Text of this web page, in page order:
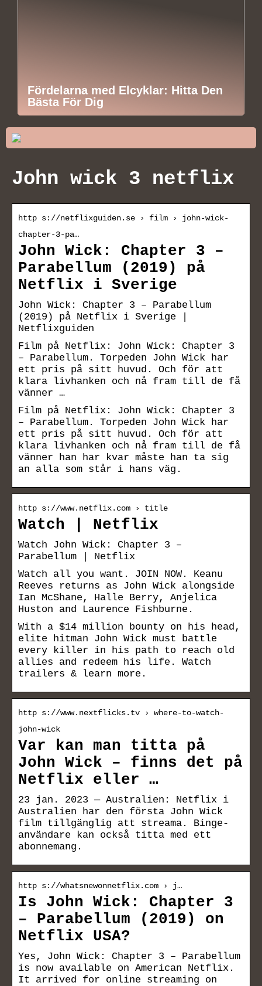
Fördelarna med Elcyklar: Hitta Den
Bästa För Dig
John wick 3 netflix
http s://netflixguiden.se › film › john-wick-
chapter-3-pa…
John Wick: Chapter 3 –
Parabellum (2019) på
Netflix i Sverige
John Wick: Chapter 3 – Parabellum
(2019) på Netflix i Sverige |
Netflixguiden
Film på Netflix: John Wick: Chapter 3
– Parabellum. Torpeden John Wick har
ett pris på sitt huvud. Och för att
klara livhanken och nå fram till de få
vänner …
Film på Netflix: John Wick: Chapter 3
– Parabellum. Torpeden John Wick har
ett pris på sitt huvud. Och för att
klara livhanken och nå fram till de få
vänner han har kvar måste han ta sig
an alla som står i hans väg.
http s://www.netflix.com › title
Watch | Netflix
Watch John Wick: Chapter 3 –
Parabellum | Netflix
Watch all you want. JOIN NOW. Keanu
Reeves returns as John Wick alongside
Ian McShane, Halle Berry, Anjelica
Huston and Laurence Fishburne.
With a $14 million bounty on his head,
elite hitman John Wick must battle
every killer in his path to reach old
allies and redeem his life. Watch
trailers & learn more.
http s://www.nextflicks.tv › where-to-watch-
john-wick
Var kan man titta på
John Wick – finns det på
Netflix eller …
23 jan. 2023 — Australien: Netflix i
Australien har den första John Wick
film tillgänglig att streama. Binge-
användare kan också titta med ett
abonnemang.
http s://whatsnewonnetflix.com › j…
Is John Wick: Chapter 3
– Parabellum (2019) on
Netflix USA?
Yes, John Wick: Chapter 3 – Parabellum
is now available on American Netflix.
It arrived for online streaming on